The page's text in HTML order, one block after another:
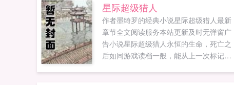
更一万，敬请收藏！书友群102176072...
星际超级猎人
作者墨绮罗的经典小说星际超级猎人最新
章节全文阅读服务本站更新及时无弹窗广
告小说星际超级猎人永恒的生命，死亡之
后如同游戏读档一般，能从上一次标记的